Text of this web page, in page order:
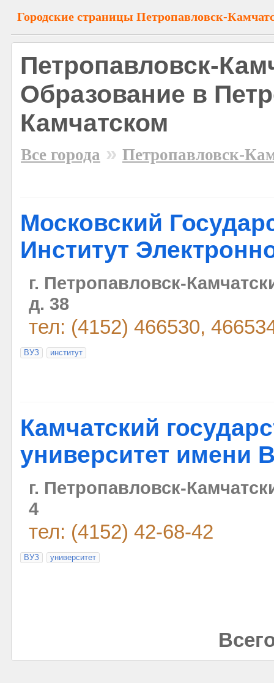
Городские страницы Петропавловск-
Петропавловск-
Образование в
Камчатском
Все города » Петропавловск-
Московский
Институт
г. Петропавловск-
д. 38
тел: (4152) 466530,
ВУЗ институт
Камчатский
университет имени
г. Петропавловск-
4
тел: (4152) 42-68-42
ВУЗ университет